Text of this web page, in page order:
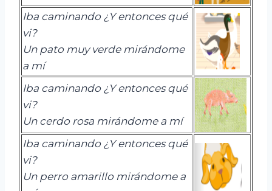
Iba caminando ¿Yentonces qué
vi?
Un pato muy verde mirándome
a mí
Iba caminando ¿Yentonces qué
vi?
Uncerdo rosa mirándome a mí
Iba caminando ¿Yentonces qué
vi?
Un perro amarillo mirándome a